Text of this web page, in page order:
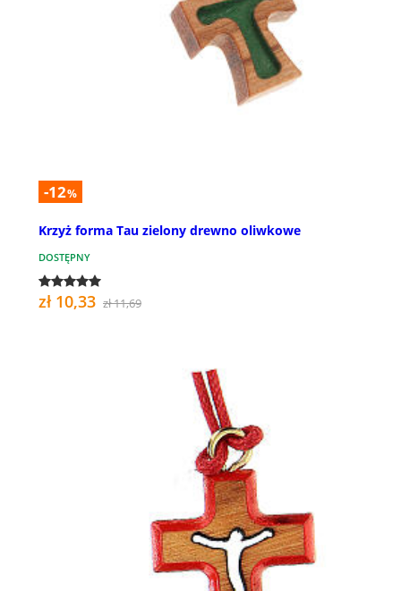
-12%
Krzyż forma Tau zielony drewno oliwkowe
DOSTĘPNY
zł 10,33 zł 11,69